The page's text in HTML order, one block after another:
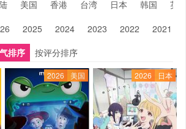
美国 香港 台湾 日本 韩国
英
2025 2024 2023 2022 2021
排序 按评分排序
2026 美国 2026 日本